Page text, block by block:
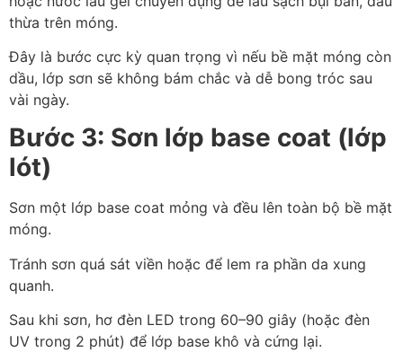
thừa trên móng.
Đây là bước cực kỳ quan trọng vì nếu bề mặt móng còn
dầu, lớp sơn sẽ không bám chắc và dễ bong tróc sau
vài ngày.
Bước 3: Sơn lớp base coat (lớp
lót)
Sơn một lớp base coat mỏng và đều lên toàn bộ bề mặt
móng.
Tránh sơn quá sát viền hoặc để lem ra phần da xung
quanh.
Sau khi sơn, hơ đèn LED trong 60–90 giây (hoặc đèn
UV trong 2 phút) để lớp base khô và cứng lại.